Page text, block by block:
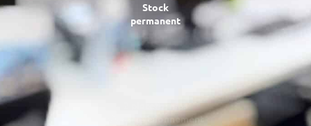
Stock
permanent
2 plateformes
d’approvisionnement